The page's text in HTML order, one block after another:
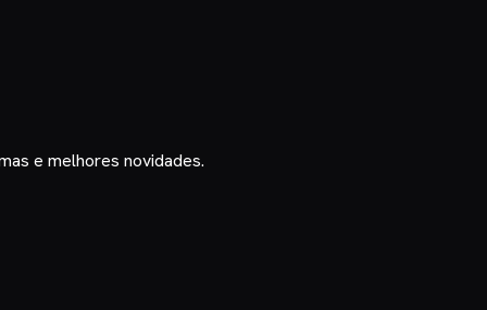
e melhores novidades.